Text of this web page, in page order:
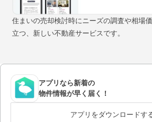
住まいの売却検討時にニーズの調査や相場
立つ、新しい不動産サービスです。
アプリなら新着の
物件情報が早く届く！
アプリをダウンロードす